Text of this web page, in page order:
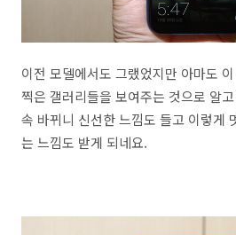
이전 모델에서도 그랬었지만 아마도
찍은 갤러리들을 보여주는 것으로 알
속 바뀌니 신선한 느낌도 들고 이렇게
는 느낌도 받게 되네요.